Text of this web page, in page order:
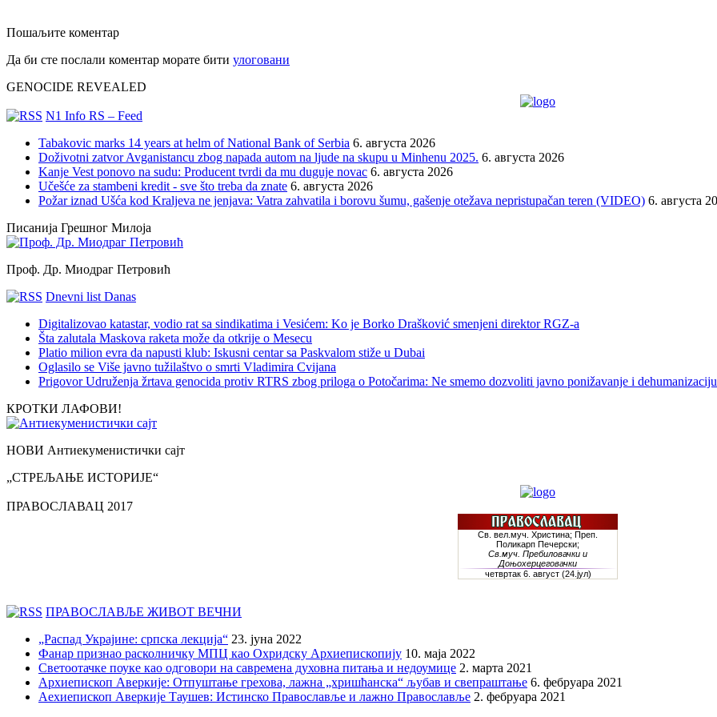
Пошаљите коментар
Да би сте послали коментар морате бити улоговани
GENOCIDE REVEALED
N1 Info RS – Feed
Tabakovic marks 14 years at helm of National Bank of Serbia 6. августа 2026
Doživotni zatvor Avganistancu zbog napada autom na ljude na skupu u Minhenu 2025. 6. августа 2026
Kanje Vest ponovo na sudu: Producent tvrdi da mu duguje novac 6. августа 2026
Učešće za stambeni kredit - sve što treba da znate 6. августа 2026
Požar iznad Ušća kod Kraljeva ne jenjava: Vatra zahvatila i borovu šumu, gašenje otežava nepristupačan teren (VIDEO) 6. августа
Писанија Грешног Милоја
Проф. Др. Миодраг Петровић
Dnevni list Danas
Digitalizovao katastar, vodio rat sa sindikatima i Vesićem: Ko je Borko Drašković smenjeni direktor RGZ-a
Šta zalutala Maskova raketa može da otkrije o Mesecu
Platio milion evra da napusti klub: Iskusni centar sa Paskvalom stiže u Dubai
Oglasilo se Više javno tužilaštvo o smrti Vladimira Cvijana
Prigovor Udruženja žrtava genocida protiv RTRS zbog priloga o Potočarima: Ne smemo dozvoliti javno ponižavanje i
КРОТКИ ЛАФОВИ!
НОВИ Антиекуменистички сајт
„СТРЕЉАЊЕ ИСТОРИЈЕ“
ПРАВОСЛАВАЦ 2017
ПРАВОСЛАВЉЕ ЖИВОТ ВЕЧНИ
„Распад Украјине: српска лекција“ 23. јуна 2022
Фанар признао расколничку МПЦ као Охридску Архиепископију 10. маја 2022
Светоотачке поуке као одговори на савремена духовна питања и недоумице 2. марта 2021
Архиепископ Аверкије: Отпуштање грехова, лажна „хришћанска“ љубав и свепраштање 6. фебруара 2021
Аехиепископ Аверкије Таушев: Истинско Православље и лажно Православље 2. фебруара 2021